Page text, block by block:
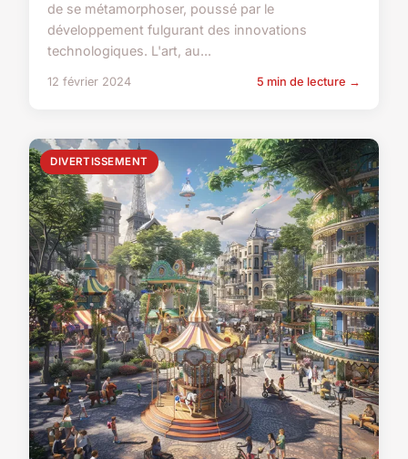
de se métamorphoser, poussé par le
développement fulgurant des innovations
technologiques. L'art, au...
12 février 2024 5 min de lecture →
DIVERTISSEMENT